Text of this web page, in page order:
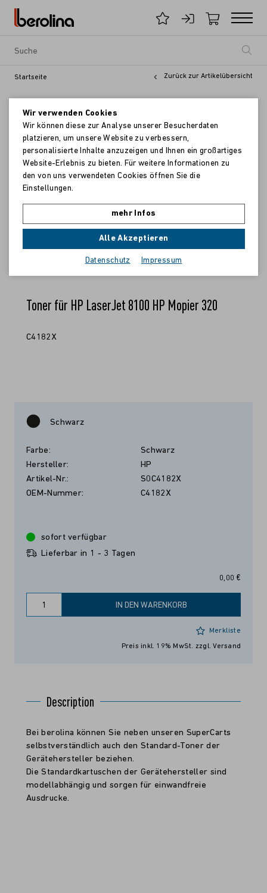
Startseite Zurück zur Artikelübersicht
Toner für HP LaserJet 8100 HP Mopier 320
C4182X
Schwarz
Farbe:
Schwarz
Hersteller:
HP
Artikel-Nr.:
S0C4182X
OEM-Nummer:
C4182X
0,00 €
sofort verfügbar
Lieferbar in 1 - 3 Tagen
IN DEN WARENKORB
Merkliste
Preis inkl. 19% MwSt. zzgl. Versand
Description
Bei berolina können Sie neben unseren SuperCarts
selbstverständlich auch den Standard-Toner der
Gerätehersteller beziehen.
Die Standardkartuschen der Gerätehersteller sind
modellabhängig und sorgen für einwandfreie
Ausdrucke.
Wir verwenden Cookies
Wir können diese zur Analyse unserer Besucherdaten
platzieren, um unsere Website zu verbessern,
personalisierte Inhalte anzuzeigen und Ihnen ein großartiges
Website-Erlebnis zu bieten. Für weitere Informationen zu
den von uns verwendeten Cookies öffnen Sie die
Einstellungen.
mehr Infos
Alle Akzeptieren
Datenschutz Impressum